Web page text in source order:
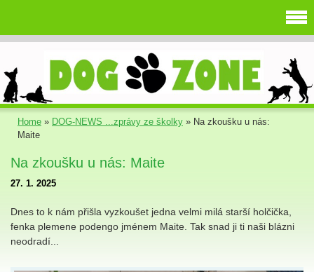
Home » DOG-NEWS ...zprávy ze školky » Na zkoušku u nás:
Maite
Na zkoušku u nás: Maite
27. 1. 2025
Dnes to k nám přišla vyzkoušet jedna velmi milá starší holčička,
fenka plemene podengo jménem Maite. Tak snad ji ti naši blázni
neodradí...